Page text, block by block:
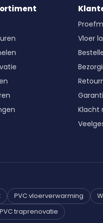
Vloer
Klacht
PVC vloerverwarming
PVC traprenovatie